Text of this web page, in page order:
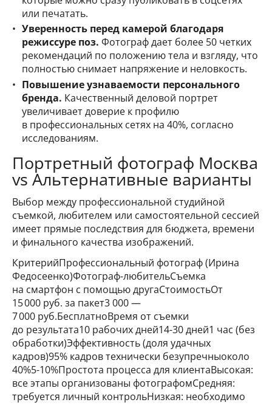
или печатать.
Уверенность перед камерой благодаря
режиссуре поз. Фотограф дает более 50 четких
рекомендаций по положению тела и взгляду, что
полностью снимает напряжение и неловкость.
Повышение узнаваемости персонального
бренда. Качественный деловой портрет
увеличивает доверие к профилю
в профессиональных сетях на 40%, согласно
исследованиям.
Портретный фотограф Москва
vs Альтернативные варианты
Выбор между профессиональной студийной
съемкой, любителем или самостоятельной сессией
имеет прямые последствия для бюджета, времени
и финального качества изображений.
КритерийПрофессиональный фотограф (Ирина
Федосеенко)Фотограф-любительСъемка
на смартфон с помощью другаСтоимостьОт
15 000 руб. за пакет3 000 —
7 000 руб.БесплатноВремя от съемки
до результата10 рабочих дней14-30 дней1 час (без
обработки)Эффективность (доля удачных
кадров)95% кадров технически безупречныоколо
40%5-10%Простота процесса для клиентаВысокая:
все этапы организованы фотографомСредняя:
требуется личный контрольНизкая: необходимо